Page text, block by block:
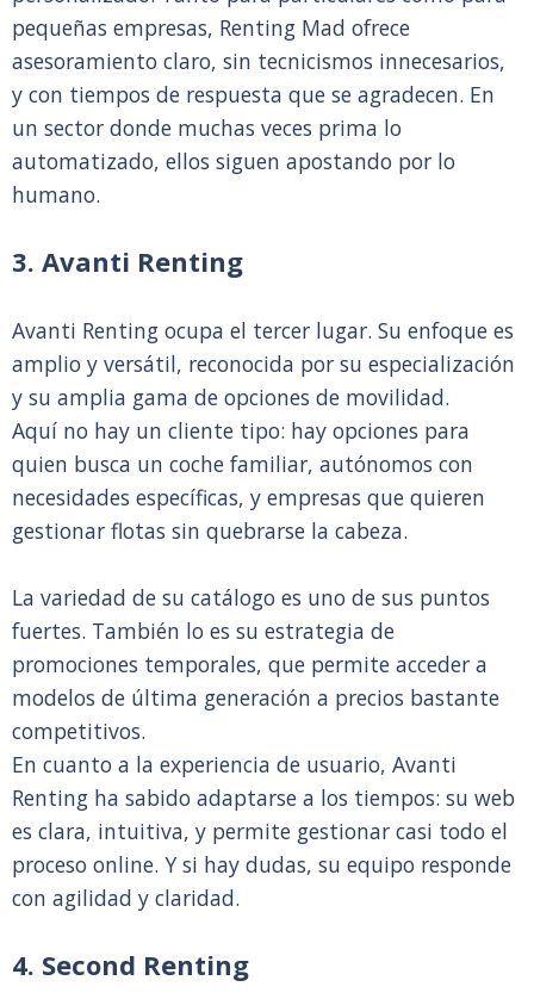
pequeñas empresas, Renting Mad ofrece
asesoramiento claro, sin tecnicismos innecesarios,
y con tiempos de respuesta que se agradecen. En
un sector donde muchas veces prima lo
automatizado, ellos siguen apostando por lo
humano.
3. Avanti Renting
Avanti Renting ocupa el tercer lugar. Su enfoque es
amplio y versátil, reconocida por su especialización
y su amplia gama de opciones de movilidad.
Aquí no hay un cliente tipo: hay opciones para
quien busca un coche familiar, autónomos con
necesidades específicas, y empresas que quieren
gestionar flotas sin quebrarse la cabeza.
La variedad de su catálogo es uno de sus puntos
fuertes. También lo es su estrategia de
promociones temporales, que permite acceder a
modelos de última generación a precios bastante
competitivos.
En cuanto a la experiencia de usuario, Avanti
Renting ha sabido adaptarse a los tiempos: su web
es clara, intuitiva, y permite gestionar casi todo el
proceso online. Y si hay dudas, su equipo responde
con agilidad y claridad.
4. Second Renting